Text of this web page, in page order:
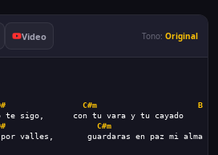
Video Tono: Original
C#m
B
te sigo,      con tu vara y tu cayado
C#m
valles,       guardaras en paz mi alma